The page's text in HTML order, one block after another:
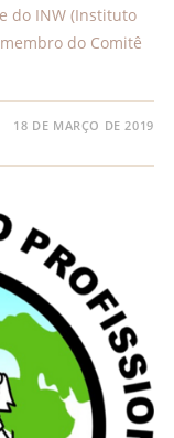
do INW (Instituto
do Comitê
18 DE MARÇO DE 2019